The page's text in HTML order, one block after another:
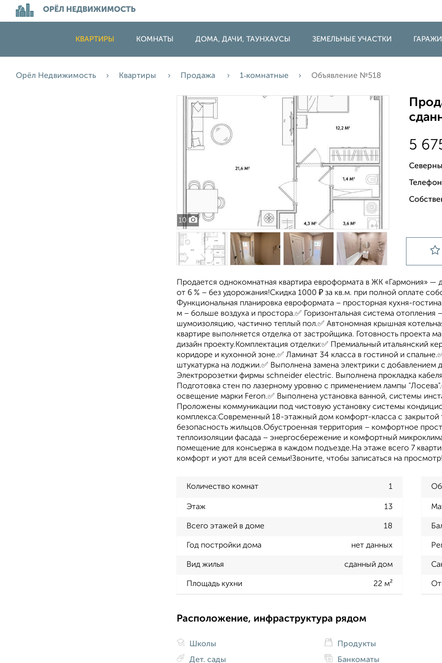
ОРЁЛ НЕДВИЖИМОСТЬ
КВАРТИРЫ КОМНАТЫ ДОМА, ДАЧИ, ТАУНХАУСЫ ЗЕМЕЛЬНЫЕ УЧАСТКИ
Орёл Недвижимость Квартиры Продажа 1‑комнатные Объявление №518
10
5
Продается однокомнатная квартира евроформата в ЖК «Гармония»
от 6 % – без удорожания!Скидка 1000 ₽ за кв.м. при полной оплате
Функциональная планировка евроформата – просторная кухня-
м – больше воздуха и простора.✅ Горизонтальная система отопления
шумоизоляцию, частично теплый пол.✅ Автономная крышная
квартире выполняется отделка от застройщика. Готовность проекта
дизайн проекту.Комплектация отделки:✅ Премиальный итальянский
коридоре и кухонной зоне.✅ Ламинат 34 класса в гостиной и
штукатурка на лоджии.✅ Выполнена замена электрики с
Электророзетки фирмы schneider electric. Выполнена прокладка
Подготовка стен по лазерному уровню с применением лампы
освещение марки Feron.✅ Выполнена установка ванной, системы
Проложены коммуникации под чистовую установку системы
комплекса:Современный 18-этажный дом комфорт-класса с закрытой
безопасность жильцов.Обустроенная территория – комфортное
теплоизоляции фасада – энергосбережение и комфортный
помещение для консьержа в каждом подъезде.На этаже всего 7
комфорт и уют для всей семьи!Звоните, чтобы записаться на
Количество комнат 1
Этаж 13
Всего этажей в доме 18
Год постройки дома нет данных
Вид жилья сданный дом
Площадь кухни 22 м²
Расположение, инфраструктура рядом
Школы
Дет. сады
Продукты
Банкоматы